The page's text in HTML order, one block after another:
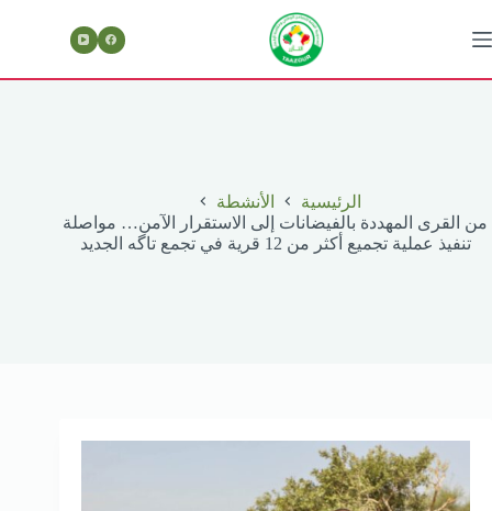
إلى
المحتوى
الرئيسية
الأنشطة
من القرى المهددة بالفيضانات إلى الاستقرار الآمن… مواصلة
تنفيذ عملية تجميع أكثر من 12 قرية في تجمع تاگه الجديد